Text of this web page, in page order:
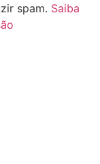
spam. Saiba